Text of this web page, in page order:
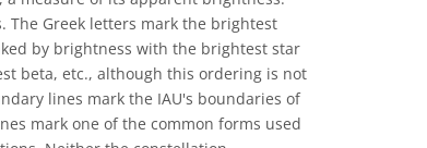
Greek letters mark the brightest
by brightness with the brightest star
beta, etc., although this ordering is not
lines mark the IAU's boundaries of
mark one of the common forms used